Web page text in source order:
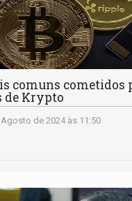
comuns cometidos
de Krypto
de 2024 às 11:50